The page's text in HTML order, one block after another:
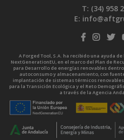
T: (34) 958
E:
A Forged Tool, S.A. ha recibido una ayuda
NextGenerationEU, en el marco del Plan de
para Desarrollo de energías renovables
autoconsumo y almacenamiento, con
implantación de sistemas térmicos
para la Transición Ecológica y el Reto
a través de la Agencia